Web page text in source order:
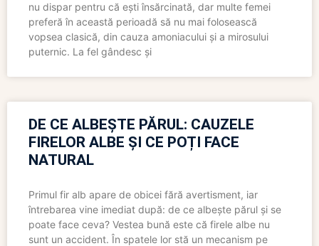
nu dispar pentru că ești însărcinată, dar multe femei
preferă în această perioadă să nu mai folosească
vopsea clasică, din cauza amoniacului și a mirosului
puternic. La fel gândesc și
DE CE ALBEȘTE PĂRUL: CAUZELE
FIRELOR ALBE ȘI CE POȚI FACE
NATURAL
Primul fir alb apare de obicei fără avertisment, iar
întrebarea vine imediat după: de ce albește părul și se
poate face ceva? Vestea bună este că firele albe nu
sunt un accident. În spatele lor stă un mecanism pe